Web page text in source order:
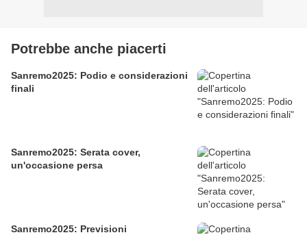
Potrebbe anche piacerti
Sanremo2025: Podio e considerazioni
finali
Sanremo2025: Serata cover,
un'occasione persa
Sanremo2025: Previsioni